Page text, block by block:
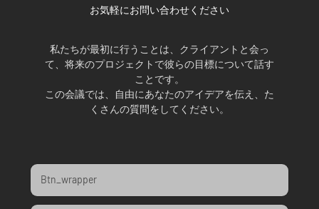
お気軽にお問い合わせください
私たちが最初に行うことは、クライアントと会っ
て、将来のプロジェクトで彼らの目標について話す
ことです。
この会議では、自由にあなたのアイデアを伝え、た
くさんの質問をしてください。
Btn_wrapper